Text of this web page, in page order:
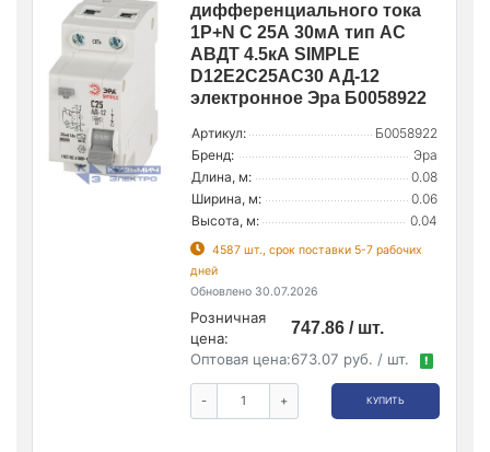
дифференциального тока
1P+N C 25А 30мА тип АС
АВДТ 4.5кА SIMPLE
D12E2C25AC30 АД-12
электронное Эра Б0058922
Артикул:
Б0058922
Бренд:
Эра
Длина, м:
0.08
Ширина, м:
0.06
Высота, м:
0.04
4587 шт., срок поставки 5-7 рабочих
дней
Обновлено 30.07.2026
Розничная
цена:
747.86 / шт.
Оптовая цена:673.07 руб. / шт. !
- + КУПИТЬ